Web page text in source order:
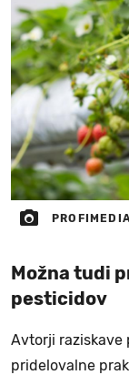
PROFIMEDIA
Možna tudi
pesticidov
Avtorji raziskave
pridelovalne